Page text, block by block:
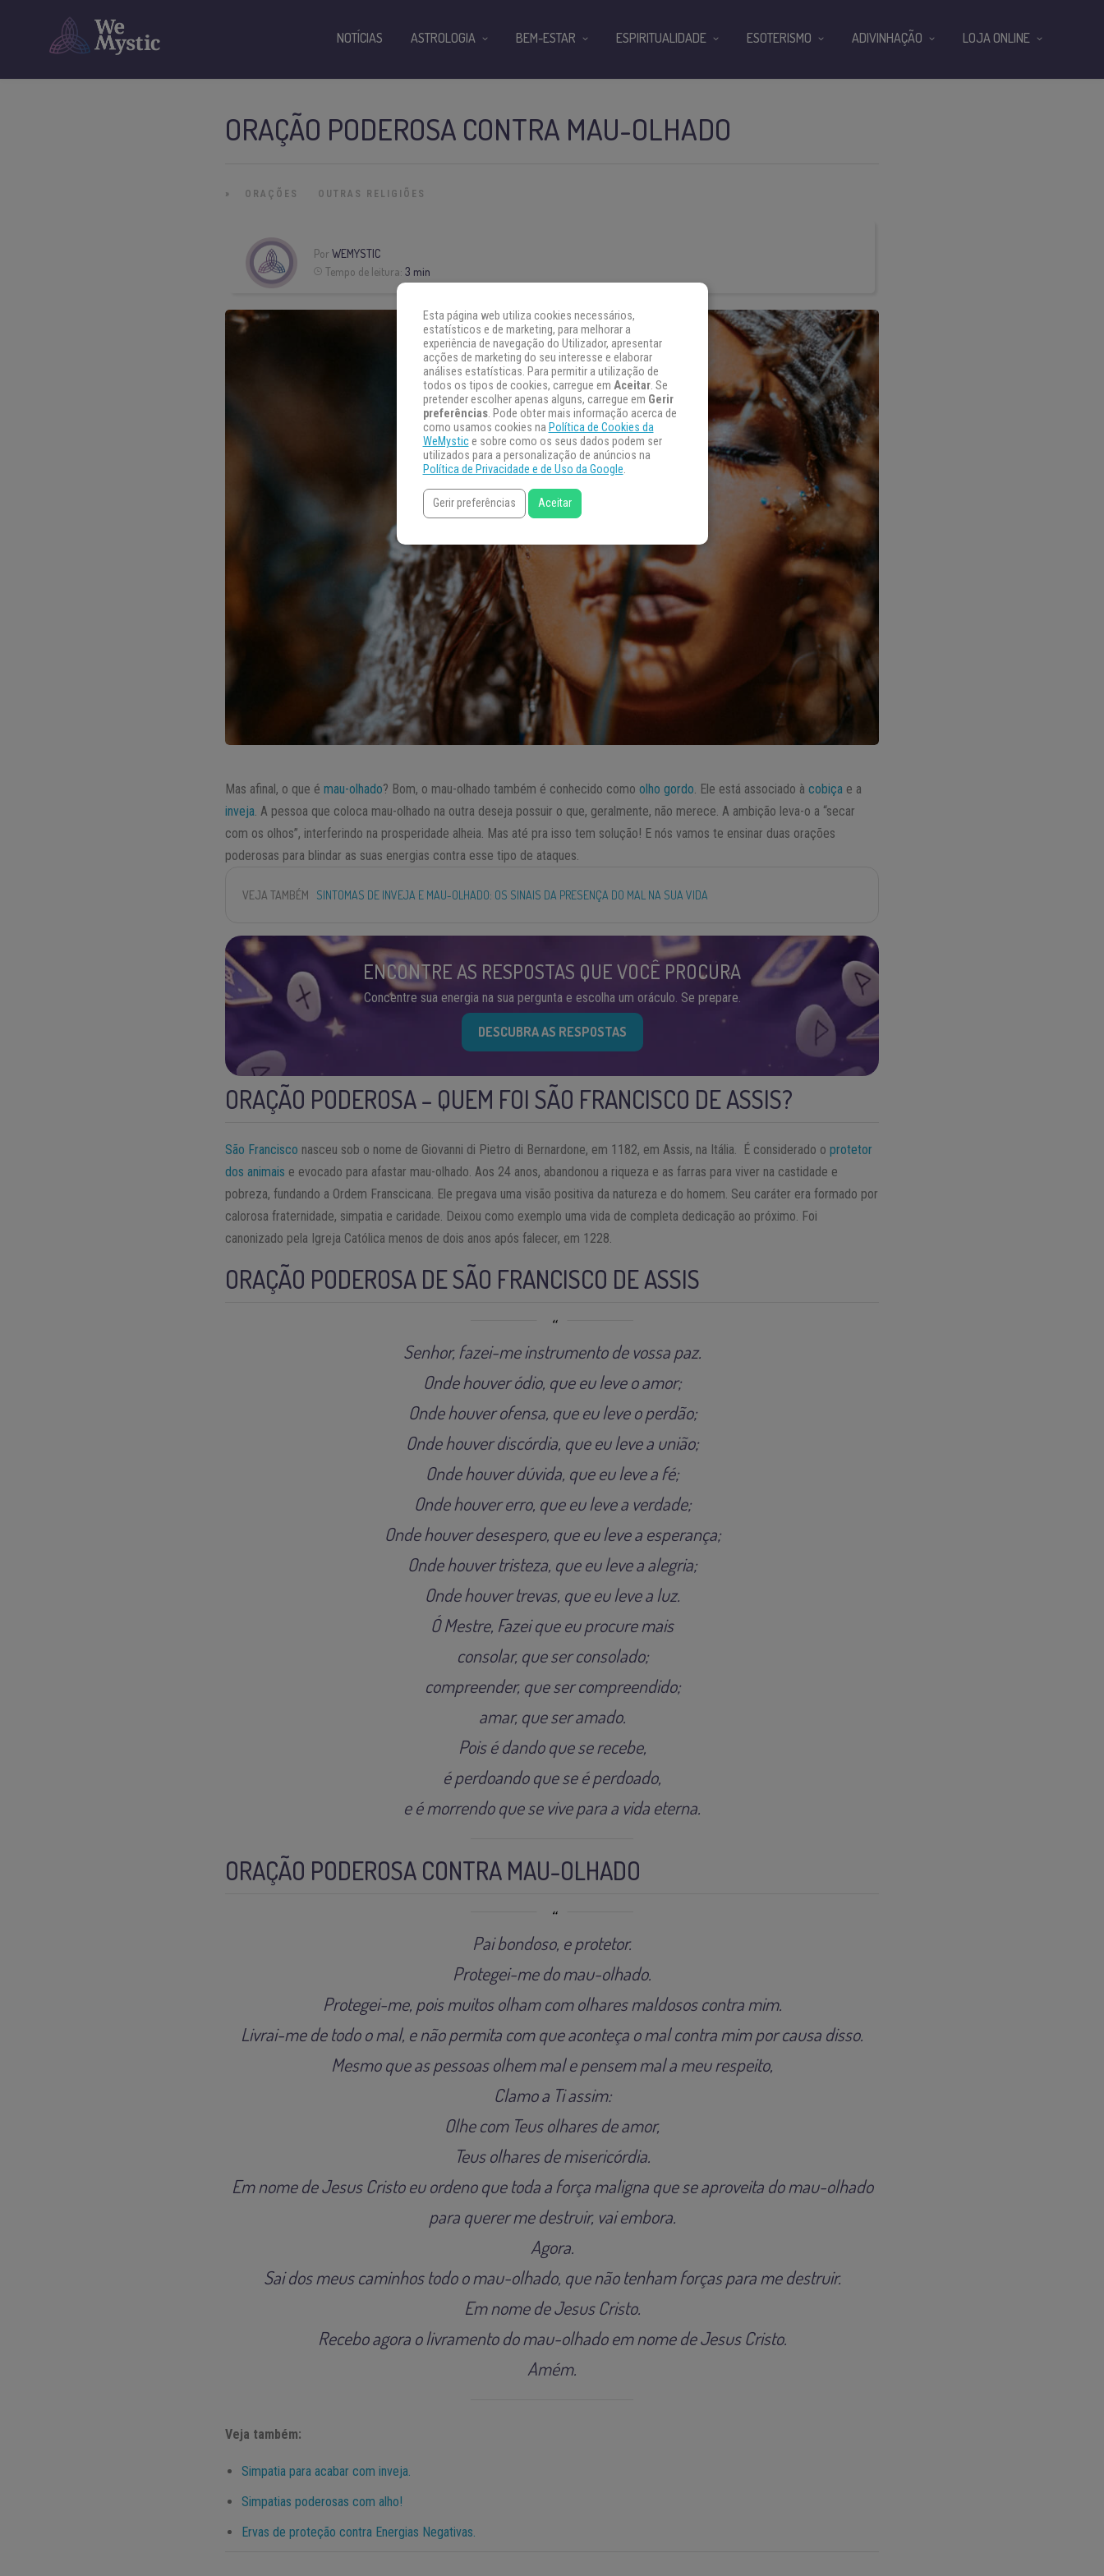
ORAÇÃO PODEROSA CONTRA MAU-OLHADO
» ORAÇÕES OUTRAS RELIGIÕES
PorWEMYSTIC
Tempo de leitura:3 min
Mas afinal, o que émau-olhado? Bom, o mau-olhado também é conhecido comoolho gordo. Ele está associado àcobiça e a
inveja. A pessoa que coloca mau-olhado na outra deseja possuir o que, geralmente, não merece. A ambição leva-o a “secar
com os olhos”, interferindo na prosperidade alheia. Mas até pra isso tem solução! E nós vamos te ensinar duas orações
poderosas para blindar as suas energias contra esse tipo de ataques.
VEJA TAMBÉM SINTOMAS DE INVEJA E MAU-OLHADO: OS SINAIS DA PRESENÇA DO MAL NA SUA VIDA
ENCONTRE AS RESPOSTAS QUE VOCÊ PROCURA
Concentre sua energia na sua pergunta e escolha um oráculo. Se prepare.
DESCUBRA AS RESPOSTAS
ORAÇÃO PODEROSA – QUEM FOI SÃO FRANCISCO DE ASSIS?
São Francisco nasceu sob o nome de Giovanni di Pietro di Bernardone, em 1182, em Assis, na Itália. É considerado oprotetor
dos animais e evocado para afastar mau-olhado. Aos 24 anos, abandonou a riqueza e as farras para viver na castidade e
pobreza, fundando a Ordem Franscicana. Ele pregava uma visão positiva da natureza e do homem. Seu caráter era formado por
calorosa fraternidade, simpatia e caridade. Deixou como exemplo uma vida de completa dedicação ao próximo. Foi
canonizado pela Igreja Católica menos de dois anos após falecer, em 1228.
ORAÇÃO PODEROSA DE SÃO FRANCISCO DE ASSIS
Senhor, fazei-me instrumento de vossa paz.
Onde houver ódio, que eu leve o amor;
Onde houver ofensa, que eu leve o perdão;
Onde houver discórdia, que eu leve a união;
Onde houver dúvida, que eu leve a fé;
Onde houver erro, que eu leve a verdade;
Onde houver desespero, que eu leve a esperança;
Onde houver tristeza, que eu leve a alegria;
Onde houver trevas, que eu leve a luz.
Ó Mestre, Fazei que eu procure mais
consolar, que ser consolado;
compreender, que ser compreendido;
amar, que ser amado.
Pois é dando que se recebe,
é perdoando que se é perdoado,
e é morrendo que se vive para a vida eterna.
ORAÇÃO PODEROSA CONTRA MAU-OLHADO
Pai bondoso, e protetor.
Protegei-me do mau-olhado.
Protegei-me, pois muitos olham com olhares maldosos contra mim.
Livrai-me de todo o mal, e não permita com que aconteça o mal contra mim por causa disso.
Mesmo que as pessoas olhem mal e pensem mal a meu respeito,
Clamo a Ti assim:
Olhe com Teus olhares de amor,
Teus olhares de misericórdia.
Em nome de Jesus Cristo eu ordeno que toda a força maligna que se aproveita do mau-olhado
para querer me destruir, vai embora.
Agora.
Sai dos meus caminhos todo o mau-olhado, que não tenham forças para me destruir.
Em nome de Jesus Cristo.
Recebo agora o livramento do mau-olhado em nome de Jesus Cristo.
Amém.
Veja também:
Simpatia para acabar com inveja.
Simpatias poderosas com alho!
Ervas de proteção contra Energias Negativas.
NOTÍCIAS ASTROLOGIA BEM-ESTAR ESPIRITUALIDADE ESOTERISMO ADIVINHAÇÃO LOJA ONLINE
Esta página web utiliza cookies necessários,
estatísticos e de marketing, para melhorar a
experiência de navegação do Utilizador, apresentar
acções de marketing do seu interesse e elaborar
análises estatísticas. Para permitir a utilização de
todos os tipos de cookies, carregue em Aceitar. Se
pretender escolher apenas alguns, carregue em Gerir
preferências. Pode obter mais informação acerca de
como usamos cookies na Política de Cookies da
WeMystice sobre como os seus dados podem ser
utilizados para a personalização de anúncios na
Política de Privacidade e de Uso da Google.
Gerir preferências Aceitar